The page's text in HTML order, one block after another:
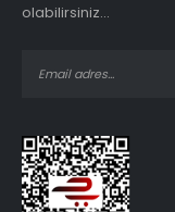
olabilirsiniz...